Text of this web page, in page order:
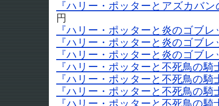
『ハリー・ポッターとアズカバ
円
『ハリー・ポッターと炎のゴブレ
『ハリー・ポッターと炎のゴブレ
『ハリー・ポッターと炎のゴブレ
『ハリー・ポッターと不死鳥の騎
『ハリー・ポッターと不死鳥の騎
『ハリー・ポッターと不死鳥の騎
『ハリー・ポッターと不死鳥の騎